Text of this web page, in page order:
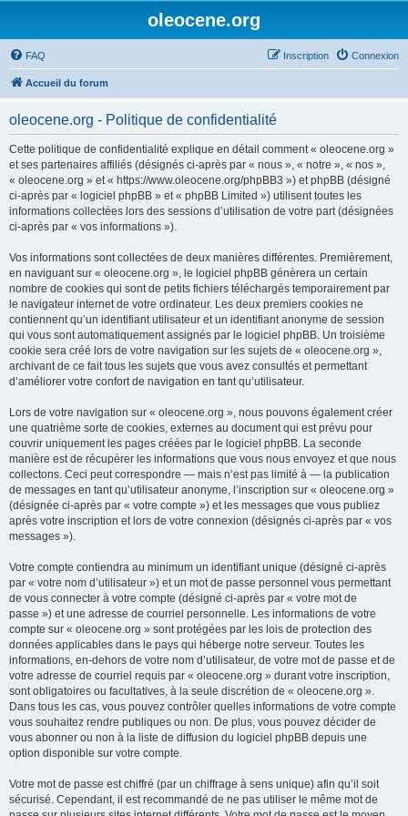
oleocene.org
FAQ Connexion
Inscription
Accueil du forum
oleocene.org - Politique de confidentialité
Cette politique de confidentialité explique en détail comment « oleocene.org »
et ses partenaires affiliés (désignés ci-après par « nous », « notre », « nos »,
« oleocene.org » et « https://www.oleocene.org/phpBB3 ») et phpBB (désigné
ci-après par « logiciel phpBB » et « phpBB Limited ») utilisent toutes les
informations collectées lors des sessions d’utilisation de votre part (désignées
ci-après par « vos informations »).
Vos informations sont collectées de deux manières différentes. Premièrement,
en naviguant sur « oleocene.org », le logiciel phpBB génèrera un certain
nombre de cookies qui sont de petits fichiers téléchargés temporairement par
le navigateur internet de votre ordinateur. Les deux premiers cookies ne
contiennent qu’un identifiant utilisateur et un identifiant anonyme de session
qui vous sont automatiquement assignés par le logiciel phpBB. Un troisième
cookie sera créé lors de votre navigation sur les sujets de « oleocene.org »,
archivant de ce fait tous les sujets que vous avez consultés et permettant
d’améliorer votre confort de navigation en tant qu’utilisateur.
Lors de votre navigation sur « oleocene.org », nous pouvons également créer
une quatrième sorte de cookies, externes au document qui est prévu pour
couvrir uniquement les pages créées par le logiciel phpBB. La seconde
manière est de récupérer les informations que vous nous envoyez et que nous
collectons. Ceci peut correspondre — mais n’est pas limité à — la publication
de messages en tant qu’utilisateur anonyme, l’inscription sur « oleocene.org »
(désignée ci-après par « votre compte ») et les messages que vous publiez
après votre inscription et lors de votre connexion (désignés ci-après par « vos
messages »).
Votre compte contiendra au minimum un identifiant unique (désigné ci-après
par « votre nom d’utilisateur ») et un mot de passe personnel vous permettant
de vous connecter à votre compte (désigné ci-après par « votre mot de
passe ») et une adresse de courriel personnelle. Les informations de votre
compte sur « oleocene.org » sont protégées par les lois de protection des
données applicables dans le pays qui héberge notre serveur. Toutes les
informations, en-dehors de votre nom d’utilisateur, de votre mot de passe et de
votre adresse de courriel requis par « oleocene.org » durant votre inscription,
sont obligatoires ou facultatives, à la seule discrétion de « oleocene.org ».
Dans tous les cas, vous pouvez contrôler quelles informations de votre compte
vous souhaitez rendre publiques ou non. De plus, vous pouvez décider de
vous abonner ou non à la liste de diffusion du logiciel phpBB depuis une
option disponible sur votre compte.
Votre mot de passe est chiffré (par un chiffrage à sens unique) afin qu’il soit
sécurisé. Cependant, il est recommandé de ne pas utiliser le même mot de